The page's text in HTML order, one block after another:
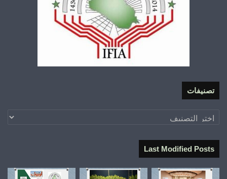
تصنيفات
تصنيفات
Last Modified Posts